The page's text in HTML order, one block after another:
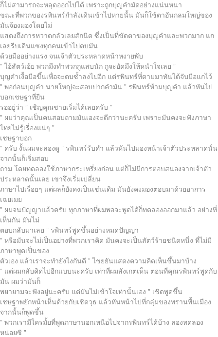
ก็ไม่สามารถจะหลุดออกไปได้ เพราะถูกบุญคำมัดอย่างแน่นหนา
ขณะที่พวกของรพินทร์กำลังเดินเข้าไปหายนั้น มันก็ใช้ตาอันกลมใหญ่ของ
มันจ้องมองโดยไม่
แสดงถึงการหวาดกลัวเลยสักนิด ซึ่งเป็นที่ขัดตาของบุญคำและพวกมาก แก
เลยรีบเดินแซงทุกคนเข้าไปตบมัน
ด้วยมืออย่างแรง จนเจ้าตัวประหลาดหน้าหงายพับ
” ไอ้สัตว์เอ้ย พวกมึงทำพวกกูแสบนัก กูจะอัดมึงให้หนำใจเลย ”
บุญคำเงื้อมือขึ้นเพื่อจะตบซ้ำลงไปอีก แต่รพินทร์ที่ตามมาทันได้จับมือแกไว้
” พอก่อนบุญคำ นายใหญ่จะสอบปากคำมัน ” รพินทร์ห้ามบุญคำ แล้วหันไป
บอกเชษฐาที่ยืน
รออยู่ว่า ” เชิญคุณชายเริ่มได้เลยครับ ”
” ผมว่าคุณเป็นคนสอบถามมันเองจะดีกว่านะครับ เพราะมันคงจะฟังภาษา
ไทยไม่รู้เรื่องแน่ๆ ”
เชษฐาบอก
” ครับ งั้นผมจะลองดู ” รพินทร์รับคำ แล้วหันไปมองหน้าเจ้าตัวประหลาดนั่น
จากนั้นก็เริ่มสอบ
ถาม โดยทดลองใช้ภาษากระเหรี่ยงก่อน แต่ก็ไม่มีการตอบสนองจากเจ้าตัว
ประหลาดนั้นเลย เขาจึงเริ่มเปลี่ยน
ภาษาไปเรื่อยๆ แต่ผลก็ยังคงเป็นเช่นเดิม มันยังคงมองตอบมาด้วยอาการ
เฉยเมย
” ผมจนปัญญาแล้วครับ ทุกภาษาที่ผมพอจะพูดได้ก็ทดลองออกมาแล้ว อย่างที่
เห็นกัน มันไม่
ตอบกลับมาเลย ” รพินทร์พูดขึ้นอย่างหมดปัญญา
” หรือมันจะไม่เป็นอย่างที่พวกเราคิด มันคงจะเป็นสัตว์ร้ายชนิดหนึ่ง ที่ไม่มี
ภาษาพูดเป็นของ
ตัวเอง แล้วเราจะทำยังไงกันดี ” ไชยยันแสดงความคิดเห็นขึ้นมาบ้าง
” แต่ผมกลับคิดไปอีกแบบนะครับ เท่าที่ผมสังเกตเห็น ตอนที่คุณรพินทร์พูดกับ
มัน ผมว่ามันก็
พยายามจะฟังอยู่นะครับ แต่มันไม่เข้าใจเท่านั้นเอง ” เชิดพูดขึ้น
เชษฐาพยักหน้าเห็นด้วยกับเชิดวุธ แล้วหันหน้าไปที่กลุ่มของพรานพื้นเมือง
จากนั้นก็พูดขึ้น
” พวกเรามีใครมั้ยที่พูดภาษานอกเหนือไปจากรพินทร์ได้บ้าง ลองทดลอง
หน่อยซิ ”